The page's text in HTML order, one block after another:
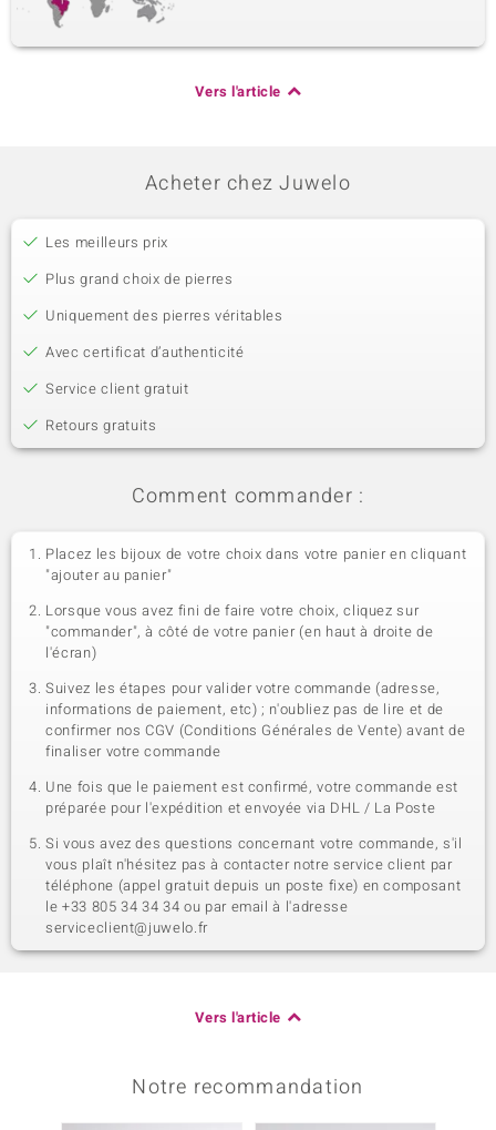
Vers l'article
Acheter chez Juwelo
Les meilleurs prix
Plus grand choix de pierres
Uniquement des pierres véritables
Avec certificat d’authenticité
Service client gratuit
Retours gratuits
Comment commander :
Placez les bijoux de votre choix dans votre panier en cliquant
"ajouter au panier"
Lorsque vous avez fini de faire votre choix, cliquez sur
"commander", à côté de votre panier (en haut à droite de
l'écran)
Suivez les étapes pour valider votre commande (adresse,
informations de paiement, etc) ; n'oubliez pas de lire et de
confirmer nos CGV (Conditions Générales de Vente) avant de
finaliser votre commande
Une fois que le paiement est confirmé, votre commande est
préparée pour l'expédition et envoyée via DHL / La Poste
Si vous avez des questions concernant votre commande, s'il
vous plaît n'hésitez pas à contacter notre service client par
téléphone (appel gratuit depuis un poste fixe) en composant
le +33 805 34 34 34 ou par email à l'adresse
serviceclient@juwelo.fr
Vers l'article
Notre recommandation